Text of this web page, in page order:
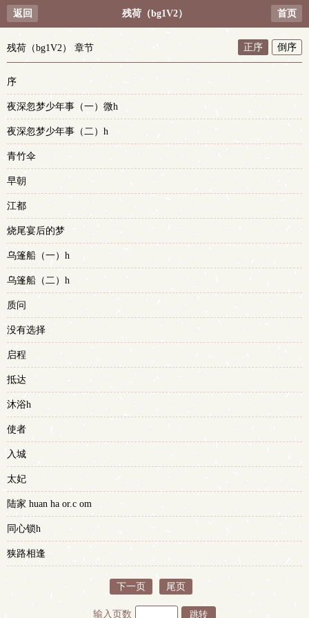
返回 残荷（bg1V2） 首页
残荷（bg1V2） 章节 正序 倒序
序
夜深忽梦少年事（一）微h
夜深忽梦少年事（二）h
青竹伞
早朝
江都
烧尾宴后的梦
乌篷船（一）h
乌篷船（二）h
质问
没有选择
启程
抵达
沐浴h
使者
入城
太妃
陆家 huan ha or.c om
同心锁h
狭路相逢
下一页 尾页
输入页数